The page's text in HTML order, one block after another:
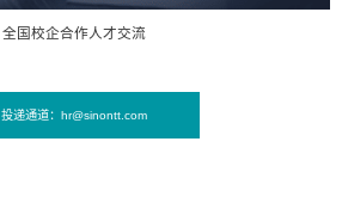
全国校企合作人才交流
投递通道：hr@sinontt.com